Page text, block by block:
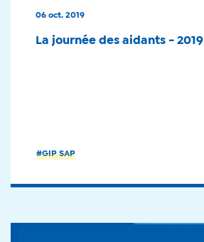
#GIP SAP
06 oct. 2019
La journée des aidants - 2019